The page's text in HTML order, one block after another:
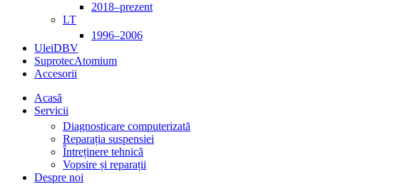
2018–prezent
LT
1996–2006
UleiDBV
SuprotecAtomium
Accesorii
Acasă
Servicii
Diagnosticare computerizată
Reparația suspensiei
Întreținere tehnică
Vopsire și reparații
Despre noi